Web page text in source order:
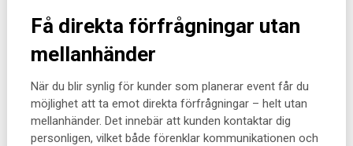
Få direkta förfrågningar utan
mellanhänder
När du blir synlig för kunder som planerar event får du
möjlighet att ta emot direkta förfrågningar – helt utan
mellanhänder. Det innebär att kunden kontaktar dig
personligen, vilket både förenklar kommunikationen och